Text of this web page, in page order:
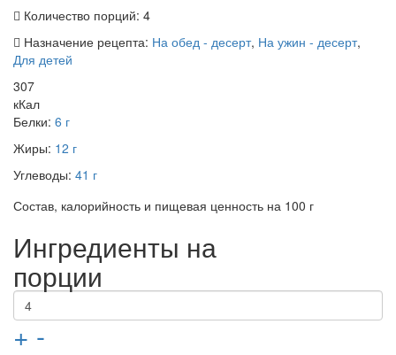
Количество порций: 4
Назначение рецепта: На обед - десерт, На ужин - десерт,
Для детей
307
кКал
Белки: 6 г
Жиры: 12 г
Углеводы: 41 г
Состав, калорийность и пищевая ценность на 100 г
Ингредиенты на
порции
+ -